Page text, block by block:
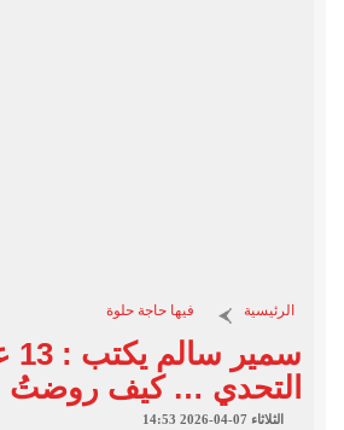
الرئيسية فيها حاجة حلوة
التحدي … كيف روضتُ
الثلاثاء 07-04-2026 14:53